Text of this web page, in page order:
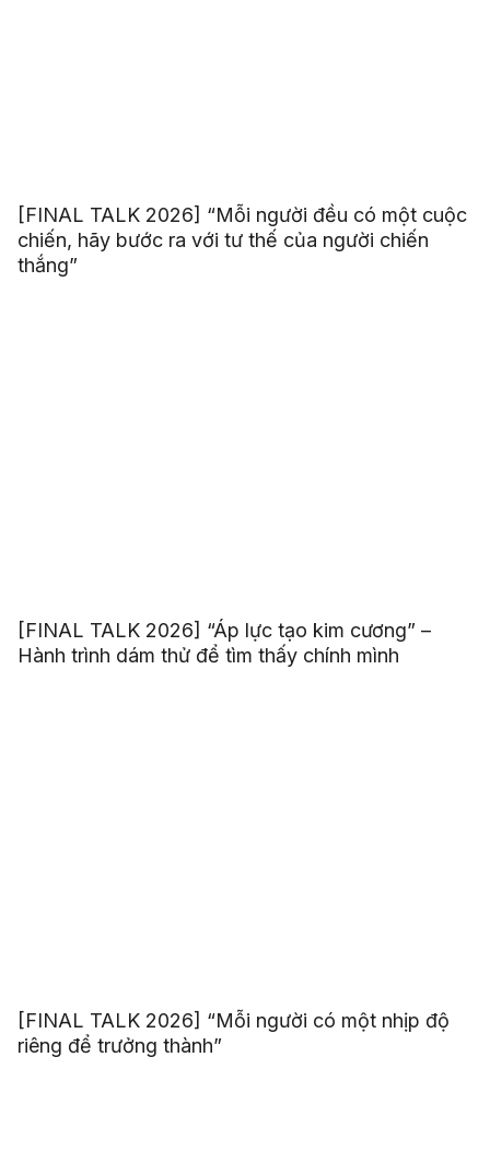
[FINAL TALK 2026] “Mỗi người đều có một cuộc
chiến, hãy bước ra với tư thế của người chiến
thắng”
[FINAL TALK 2026] “Áp lực tạo kim cương” –
Hành trình dám thử để tìm thấy chính mình
[FINAL TALK 2026] “Mỗi người có một nhịp độ
riêng để trưởng thành”